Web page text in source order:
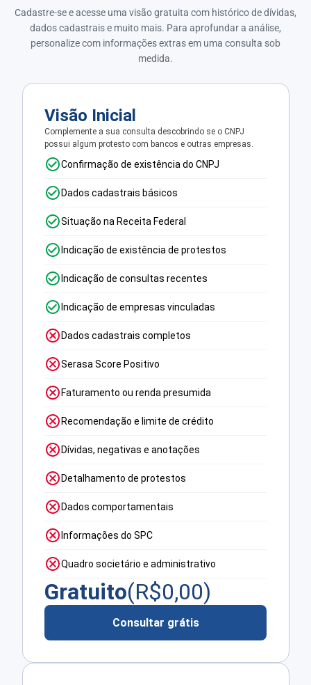
Cadastre-se e acesse uma visão gratuita com histórico de dívidas,
dados cadastrais e muito mais. Para aprofundar a análise,
personalize com informações extras em uma consulta sob
medida.
Visão Inicial
Complemente a sua consulta descobrindo se o CNPJ
possui algum protesto com bancos e outras empresas.
Confirmação de existência do CNPJ
Dados cadastrais básicos
Situação na Receita Federal
Indicação de existência de protestos
Indicação de consultas recentes
Indicação de empresas vinculadas
Dados cadastrais completos
Serasa Score Positivo
Faturamento ou renda presumida
Recomendação e limite de crédito
Dívidas, negativas e anotações
Detalhamento de protestos
Dados comportamentais
Informações do SPC
Quadro societário e administrativo
Gratuito(R$0,00)
Consultar grátis